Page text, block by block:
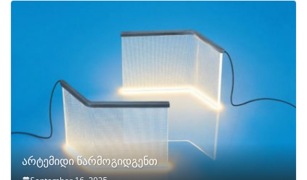
არტემიდი წარმოგიდგენთ